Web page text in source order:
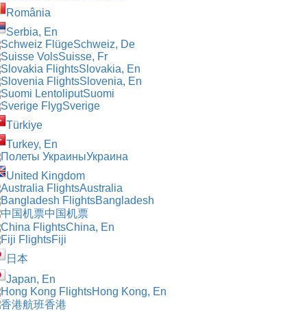
România
Serbia, En
Schweiz, De
Suisse, Fr
Slovakia, En
Slovenia, En
Suomi
Sverige
Türkiye
Turkey, En
Украина
United Kingdom
Australia
Bangladesh
中国机票
China, En
Fiji
日本
Japan, En
Hong Kong, En
香港